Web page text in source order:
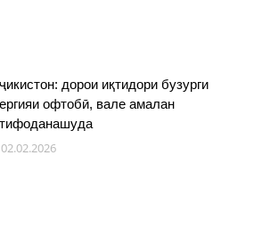
дорои иқтидори бузурги
офтобӣ, вале амалан
02.02.2026